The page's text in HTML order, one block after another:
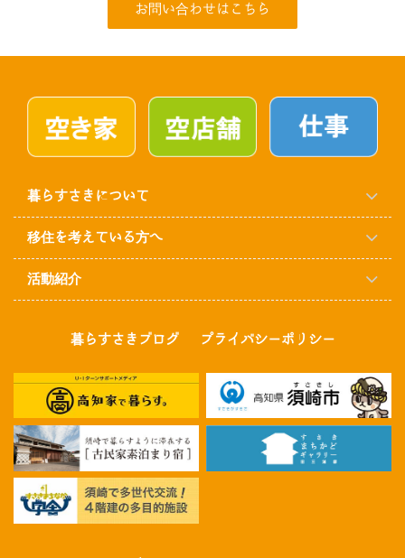
お問い合わせはこちら
暮らすさきについて
移住を考えている方へ
活動紹介
暮らすさきブログ プライバシーポリシー